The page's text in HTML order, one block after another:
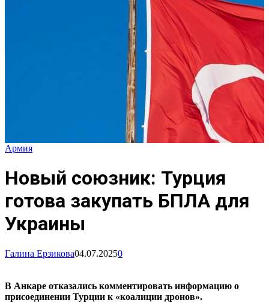
Армия
Новый союзник: Турция
готова закупать БПЛА для
Украины
Галина Ерзикова04.07.20250
В Анкаре отказались комментировать информацию о
присоединении Турции к «коалиции дронов».